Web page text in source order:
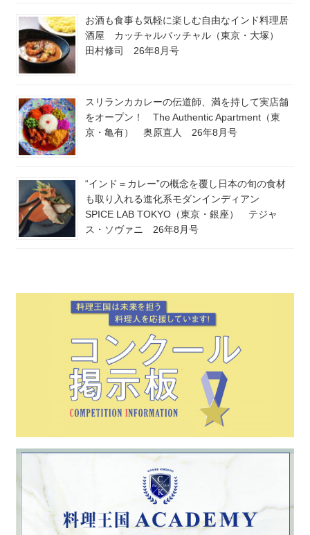
お酒も食事も気軽に楽しむ自由なインド料理居
酒屋 カッチャルバッチャル（東京・大塚）
田村修司 26年8月号
スリランカカレーの伝道師、満を持して実店舗
をオープン！ The Authentic Apartment（東
京・亀有） 奥原直人 26年8月号
“インド＝カレー”の概念を覆し日本の旬の食材
も取り入れる進化系モダンインディアン
SPICE LAB TOKYO（東京・銀座） テジャ
ス・ソヴァニ 26年8月号